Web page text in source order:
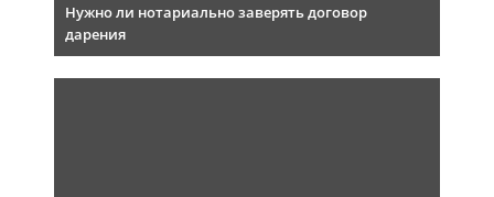
Нужно ли нотариально заверять договор
дарения